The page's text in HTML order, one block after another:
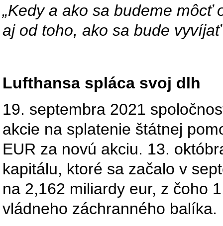
„Kedy a ako sa budeme
aj od toho, ako sa bude
Lufthansa spláca svoj dlh
19. septembra 2021
akcie na splatenie štátnej
EUR za novú akciu. 13.
kapitálu, ktoré sa začalo v
na 2,162 miliardy eur, z čoho
vládneho záchranného balíka.